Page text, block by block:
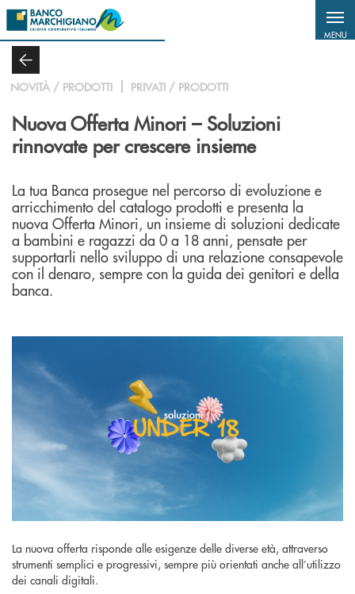
Salta al contenuto principale
MENU
NOVITÀ / PRODOTTI PRIVATI / PRODOTTI
Nuova Offerta Minori – Soluzioni
rinnovate per crescere insieme
La tua Banca prosegue nel percorso di evoluzione e
arricchimento del catalogo prodotti e presenta la
nuova Offerta Minori, un insieme di soluzioni dedicate
a bambini e ragazzi da 0 a 18 anni, pensate per
supportarli nello sviluppo di una relazione consapevole
con il denaro, sempre con la guida dei genitori e della
banca.
La nuova offerta risponde alle esigenze delle diverse età, attraverso
strumenti semplici e progressivi, sempre più orientati anche all’utilizzo
dei canali digitali.